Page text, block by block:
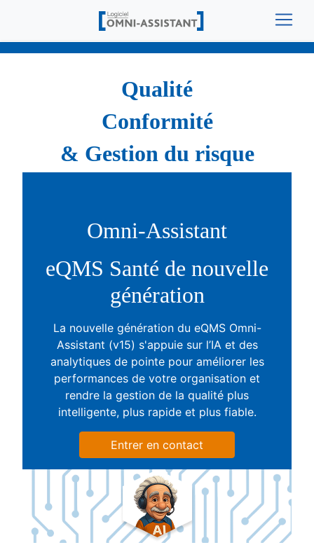
Qualité
Conformité
Gestion du risque
Omni-Assistant
eQMS Santé de nouvelle
génération
La nouvelle génération du eQMS Omni-
Assistant (v15) s'appuie sur l’IA et des
analytiques de pointe pour améliorer les
performances de votre organisation et
rendre la gestion de la qualité plus
intelligente, plus rapide et plus fiable.
Entrer en contact